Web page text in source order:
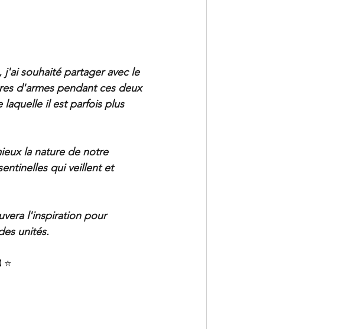
souhaité partager avec le
d'armes pendant ces deux
laquelle il est parfois plus
la nature de notre
qui veillent et
l'inspiration pour
unités.
⭐